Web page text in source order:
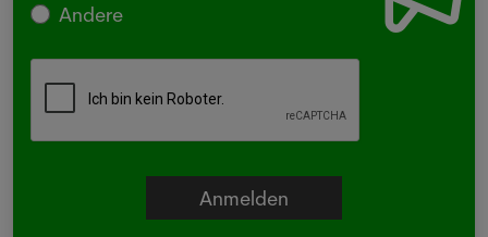
Andere